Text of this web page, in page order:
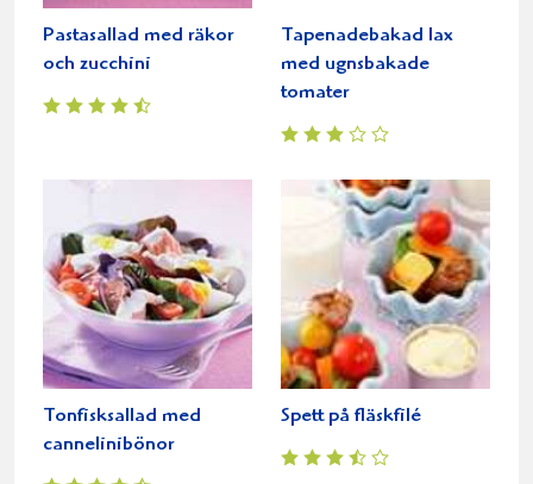
Pastasallad med räkor
och zucchini
Tapenadebakad lax
med ugnsbakade
tomater
Tonfisksallad med
cannelinibönor
Spett på fläskfilé